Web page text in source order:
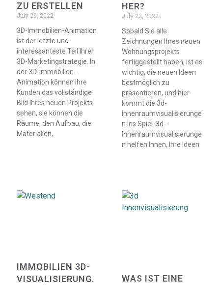
ZU ERSTELLEN
July 29, 2022
3D-Immobilien-Animation
ist der letzte und
interessanteste Teil Ihrer
3D-Marketingstrategie. In
der 3D-Immobilien-
Animation können Ihre
Kunden das vollständige
Bild Ihres neuen Projekts
sehen, sie können die
Räume, den Aufbau, die
Materialien,
HER?
July 22, 2022
Sobald Sie alle
Zeichnungen Ihres neuen
Wohnungsprojekts
fertiggestellt haben, ist es
wichtig, die neuen Ideen
bestmöglich zu
präsentieren, und hier
kommt die 3d-
Innenraumvisualisierunge
n ins Spiel. 3d-
Innenraumvisualisierunge
n helfen Ihnen, Ihre Ideen
IMMOBILIEN 3D-
VISUALISIERUNG.
WAS IST EINE